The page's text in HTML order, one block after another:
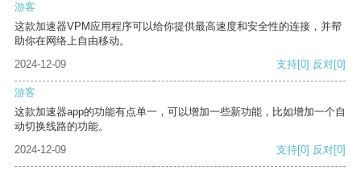
游客
这款加速器VPM应用程序可以给你提供最高速度和安全性的连接，并帮
助你在网络上自由移动。
2024-12-09
支持[0] 反对[0]
游客
这款加速器app的功能有点单一，可以增加一些新功能，比如增加一个自
动切换线路的功能。
2024-12-09
支持[0] 反对[0]